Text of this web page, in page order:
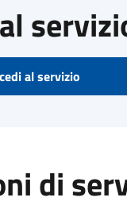
al servizio
di